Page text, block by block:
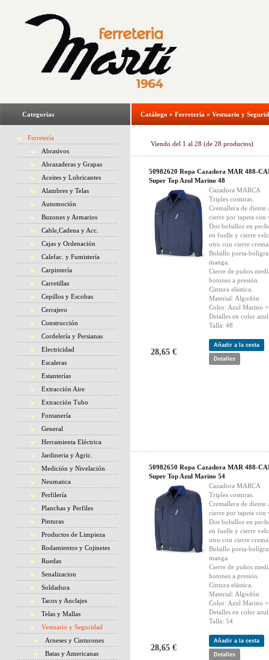
Categorías
Ferretería
Abrasivos
Abrazaderas y Grapas
Aceites y Lubricantes
Alambres y Telas
Automoción
Buzones y Armarios
Cable,Cadena y Acc.
Cajas y Ordenación
Calefac. y Fumistería
Carpintería
Carretillas
Cepillos y Escobas
Cerrajero
Construcción
Cordelería y Persianas
Electricidad
Escaleras
Estanterías
Extracción Aire
Extracción Tubo
Fontanería
General
Herramienta Eléctrica
Jardineria y Agric.
Medición y Nivelación
Neumatica
Perfilería
Planchas y Perfiles
Pinturas
Productos de Limpieza
Rodamientos y Cojinetes
Ruedas
Senalizacion
Soldadura
Tacos y Anclajes
Telas y Mallas
Vestuario y Seguridad
Arneses y Cinturones
Batas y Americanas
Catálogo » Ferretería » Vestuario y
Viendo del 1 al 28 (de 28 productos)
50982620 Ropa Cazadora MAR 488-
Super Top Azul Marino 48
Cazadora MARCA
Triples costuras.
Cremallera de diente
cierre por tapeta con
Dos bolsillos en
en fuelle y cierre
otro con cierre
Bolsillo porta-
manga.
Cierre de puños
botones a presión.
Cintura elástica.
Material: Algodón
Color: Azul Marino +
Detalles en color
Talla: 48
28,65 €
Añadir a la cesta
Detalles
50982650 Ropa Cazadora MAR 488-
Super Top Azul Marino 54
Cazadora MARCA
Triples costuras.
Cremallera de diente
cierre por tapeta con
Dos bolsillos en
en fuelle y cierre
otro con cierre
Bolsillo porta-
manga.
Cierre de puños
botones a presión.
Cintura elástica.
Material: Algodón
Color: Azul Marino +
Detalles en color
Talla: 54
28,65 €
Añadir a la cesta
Detalles